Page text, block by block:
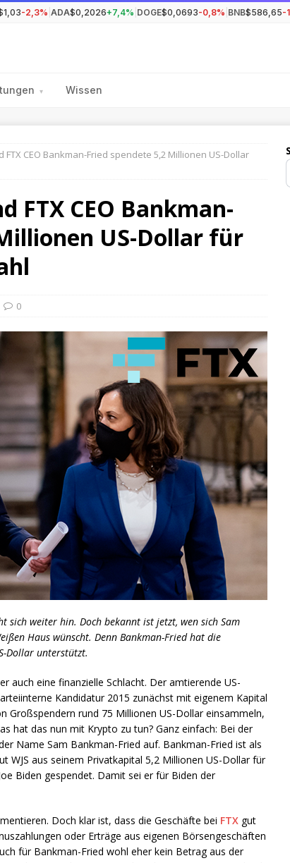
-2,3% ADA$0,2026+7,4% DOGE$0,0693-0,8% BNB$586,65-
▾ Wissen
FTX CEO Bankman-Fried spendete 5,2 Millionen US-Dollar
FTX CEO Bankman-
US-Dollar für
0
sich weiter hin. Doch bekannt ist jetzt, wen sich Sam
Haus wünscht. Denn Bankman-Fried hat die
Dollar unterstützt.
auch eine finanzielle Schlacht. Der amtierende US-
Kandidatur 2015 zunächst mit eigenem Kapital
Großspendern rund 75 Millionen US-Dollar einsammeln,
hat das nun mit Krypto zu tun? Ganz einfach: Bei der
Name Sam Bankman-Fried auf. Bankman-Fried ist als
WJS aus seinem Privatkapital 5,2 Millionen US-Dollar für
Biden gespendet. Damit sei er für Biden der
Doch klar ist, dass die Geschäfte bei FTX gut
oder Erträge aus eigenen Börsengeschäften
für Bankman-Fried wohl eher kein Betrag aus der